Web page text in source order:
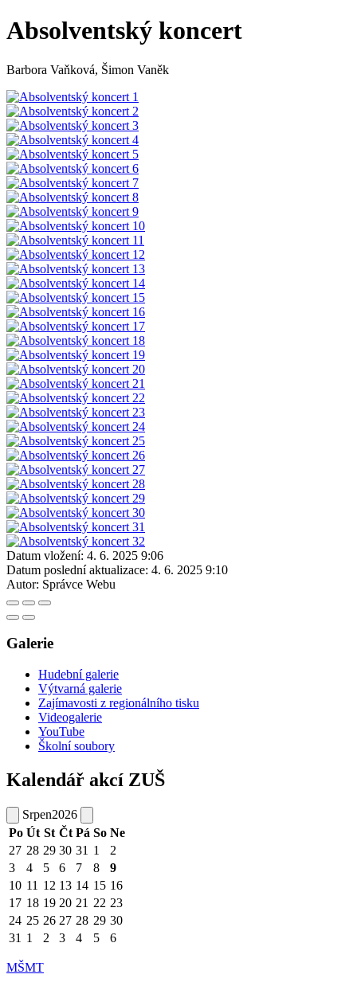
Absolventský koncert
Barbora Vaňková, Šimon Vaněk
Datum vložení: 4. 6. 2025 9:06
Datum poslední aktualizace: 4. 6. 2025 9:10
Autor: Správce Webu
Galerie
Hudební galerie
Výtvarná galerie
Zajímavosti z regionálního tisku
Videogalerie
YouTube
Školní soubory
Kalendář akcí ZUŠ
Srpen2026
Po Út St Čt Pá So Ne
27 28 29 30 31 1
2
3
4 5 6 7 8
9
10 11 12 13 14 15 16
17 18 19 20 21 22 23
24 25 26 27 28 29 30
31 1 2 3 4 5 6
MŠMT